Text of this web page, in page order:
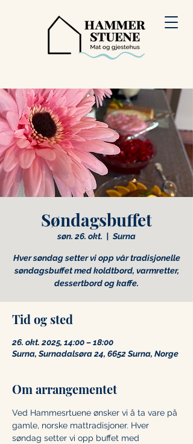
Søndagsbuffet
søn. 26. okt.
  |
Surna
Hver søndag setter vi opp vår tradisjonelle
søndagsbuffet med koldtbord, varmretter,
Tid og sted
26. okt. 2025, 14:00 – 18:00
Surna, Surnadalsøra 24, 6652 Surna, Norge
Om arrangementet
Ved Hammesrtuene ønsker vi å ta vare på
gamle, norske mattradisjoner. Hver
søndag setter vi opp buffet med